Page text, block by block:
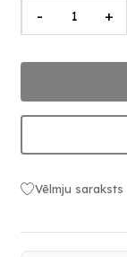
- +
Vēlmju saraksts